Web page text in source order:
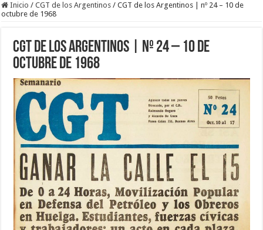
Inicio / CGT de los Argentinos / CGT de los Argentinos | nº 24 – 10 de
octubre de 1968
CGT de los Argentinos | nº 24 – 10 de
octubre de 1968